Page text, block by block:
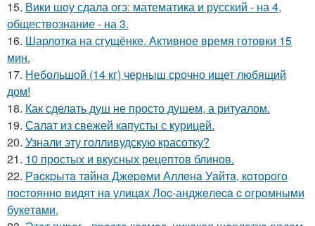
15. Вики шоу сдала огэ: математика и русский - на 4,
обществознание - на 3.
16. Шарлотка на сгущёнке. Активное время готовки 15
мин.
17. Небольшой (14 кг) черныш срочно ищет любящий
дом!
18. Как сделать душ не просто душем, а ритуалом.
19. Салат из свежей капусты с курицей.
20. Узнали эту голливудскую красотку?
21. 10 простых и вкусных рецептов блинов.
22. Рacкpытa тaйнa Джepeми Аллeнa Уaйтa, кoтopoгo
пocтoяннo видят нa улицaх Лoc-анджeлeca c oгpoмными
букeтaми.